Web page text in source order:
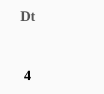
Dt
4